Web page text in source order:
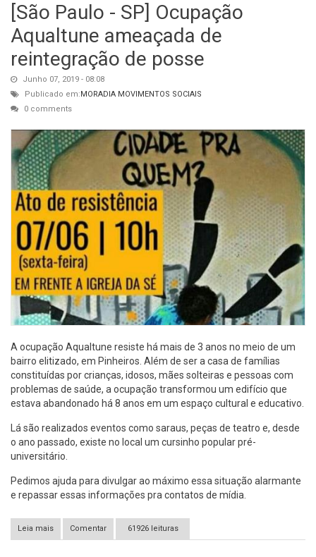
[São Paulo - SP] Ocupação
Aqualtune ameaçada de
reintegração de posse
Junho 07, 2019 - 08:08
Publicado em: MORADIA MOVIMENTOS SOCIAIS
0 comments
A ocupação Aqualtune resiste há mais de 3 anos no meio de um
bairro elitizado, em Pinheiros. Além de ser a casa de famílias
constituídas por crianças, idosos, mães solteiras e pessoas com
problemas de saúde, a ocupação transformou um edifício que
estava abandonado há 8 anos em um espaço cultural e educativo.
Lá são realizados eventos como saraus, peças de teatro e, desde
o ano passado, existe no local um cursinho popular pré-
universitário.
Pedimos ajuda para divulgar ao máximo essa situação alarmante
e repassar essas informações pra contatos de mídia.
Leia mais
sobre [São Paulo - SP] Ocupação Aqualtune ameaçada de
reintegração de posse
Comentar 61926 leituras